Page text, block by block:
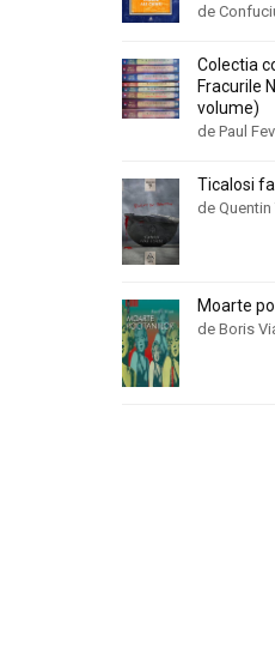
de
Colectia
Fracurile
volume)
de Paul
Ticalosi
de Quentin
Moarte
de Boris